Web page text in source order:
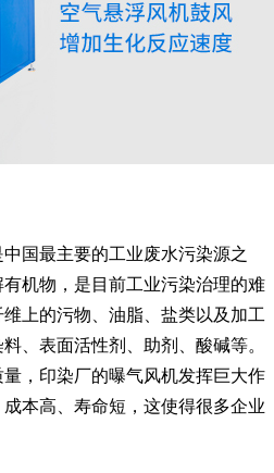
国最主要的工业废水污染源之
机物，是目前工业污染治理的难
上的污物、油脂、盐类以及加工
、表面活性剂、助剂、酸碱等。
，印染厂的曝气风机发挥巨大作
本高、寿命短，这使得很多企业